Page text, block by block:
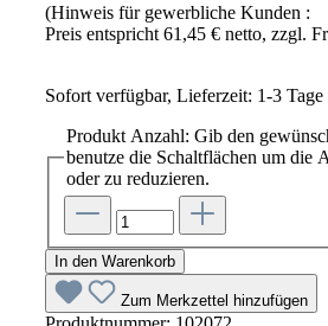
(Hinweis für gewerbliche Kunden :
Preis entspricht 61,45 € netto, zzgl.
Sofort verfügbar, Lieferzeit: 1-3 Tage
Produkt Anzahl: Gib den
benutze die Schaltflächen um die
oder zu reduzieren.
In den Warenkorb
Zum Merkzettel hinzufügen